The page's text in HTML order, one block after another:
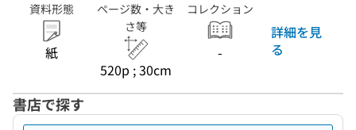
資料形態
紙
ページ数・大き
さ等
520p ; 30cm
コレクション
-
詳細を見
る
書店で探す